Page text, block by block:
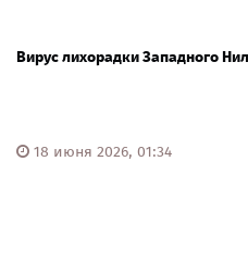
Вирус лихорадки Западного
18 июня 2026, 01:34